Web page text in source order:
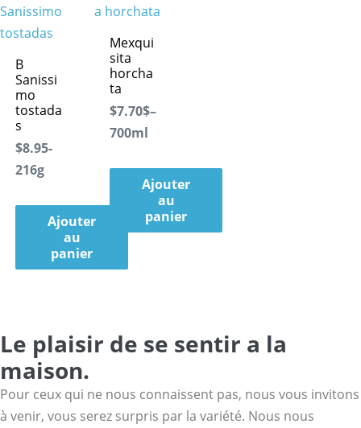
B
Sanissi
mo
tostada
s
$8.95-
216g
Ajouter
au
panier
Mexqui
sita
horcha
ta
$7.70$–
700ml
Ajouter
au
panier
Le plaisir de se sentir a la
maison.
Pour ceux qui ne nous connaissent pas, nous vous invitons
à venir, vous serez surpris par la variété. Nous nous